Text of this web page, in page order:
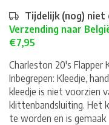
Tijdelijk (nog) niet
Verzending naar
€7,95
Charleston 20's
Inbegrepen: Kleedje,
kleedje is niet voorzien
klittenbandsluiting. Het
te worden en is gemaak